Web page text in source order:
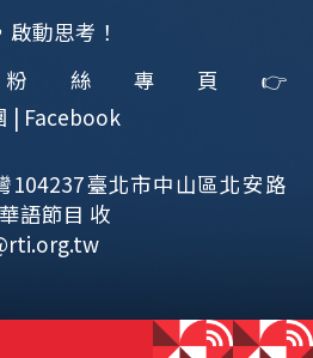
動思考！
絲專頁👉
| Facebook
104237臺北市中山區北安路
語節目 收